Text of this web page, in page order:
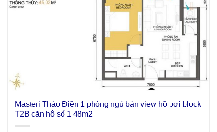
Masteri Thảo Điền 1 phòng ngủ bán view hồ bơi block
T2B căn hộ số 1 48m2